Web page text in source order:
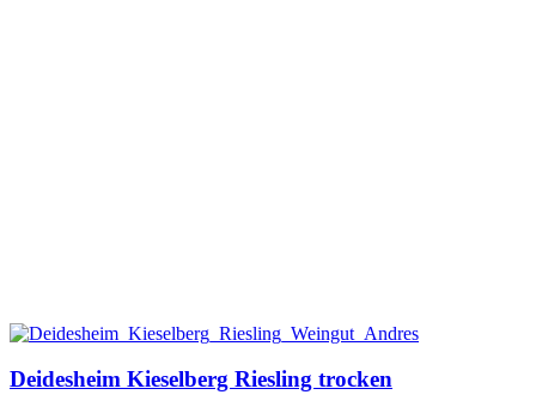
Deidesheim Kieselberg Riesling trocken